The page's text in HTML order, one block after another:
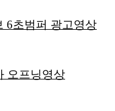
6초범퍼 광고영상
오프닝영상